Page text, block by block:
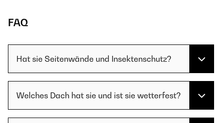
FAQ
Hat sie Seitenwände und Insektenschutz?
Welches Dach hat sie und ist sie wetterfest?